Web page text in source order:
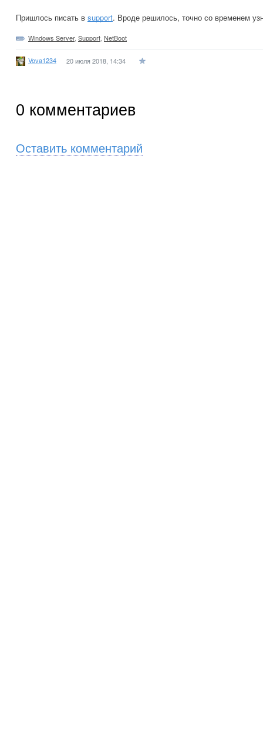
Пришлось писать в support. Вроде решилось, точно со временем
Windows Server, Support NetBoot
Vova1234 20 июля 2018, 14:34
0 комментариев
Оставить комментарий